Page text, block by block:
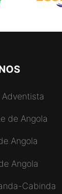
de Angola
Angola
Angola
Cabinda